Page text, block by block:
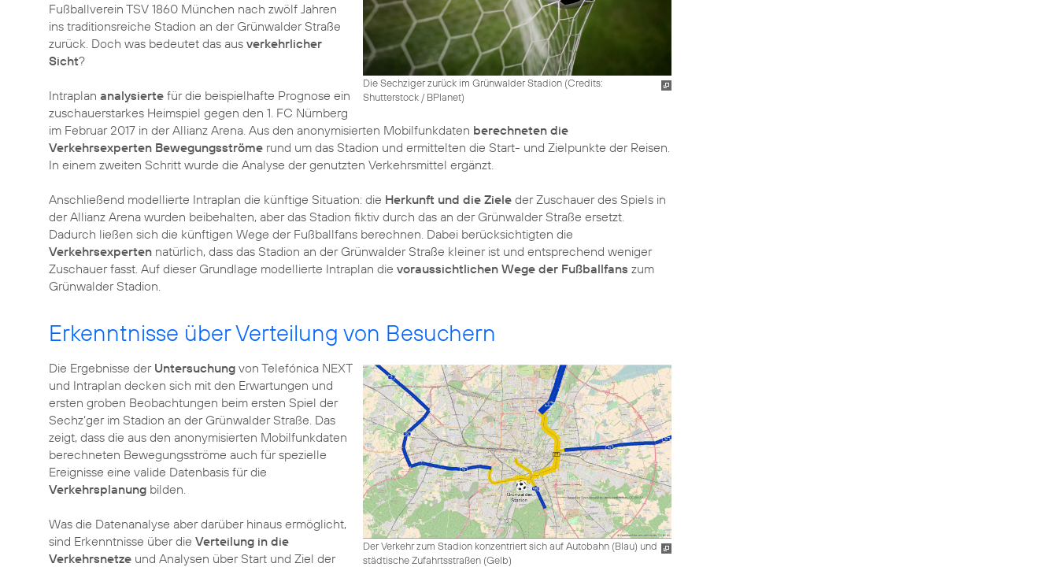
Die Sechziger zurück im Grünwalder Stadion (Credits:
Shutterstock / BPlanet)
Fußballverein TSV 1860 München nach zwölf Jahren
ins traditionsreiche Stadion an der Grünwalder Straße
zurück. Doch was bedeutet das aus verkehrlicher
Sicht?
Intraplan analysierte für die beispielhafte Prognose ein
zuschauerstarkes Heimspiel gegen den 1. FC Nürnberg
im Februar 2017 in der Allianz Arena. Aus den anonymisierten Mobilfunkdaten berechneten die
Verkehrsexperten Bewegungsströme rund um das Stadion und ermittelten die Start- und Zielpunkte der Reisen.
In einem zweiten Schritt wurde die Analyse der genutzten Verkehrsmittel ergänzt.
Anschließend modellierte Intraplan die künftige Situation: die Herkunft und die Ziele der Zuschauer des Spiels in
der Allianz Arena wurden beibehalten, aber das Stadion fiktiv durch das an der Grünwalder Straße ersetzt.
Dadurch ließen sich die künftigen Wege der Fußballfans berechnen. Dabei berücksichtigten die
Verkehrsexperten natürlich, dass das Stadion an der Grünwalder Straße kleiner ist und entsprechend weniger
Zuschauer fasst. Auf dieser Grundlage modellierte Intraplan die voraussichtlichen Wege der Fußballfans zum
Grünwalder Stadion.
Erkenntnisse über Verteilung von Besuchern
Der Verkehr zum Stadion konzentriert sich auf Autobahn (Blau) und
städtische Zufahrtsstraßen (Gelb)
Die Ergebnisse der Untersuchung von Telefónica NEXT
und Intraplan decken sich mit den Erwartungen und
ersten groben Beobachtungen beim ersten Spiel der
Sechz‘ger im Stadion an der Grünwalder Straße. Das
zeigt, dass die aus den anonymisierten Mobilfunkdaten
berechneten Bewegungsströme auch für spezielle
Ereignisse eine valide Datenbasis für die
Verkehrsplanung bilden.
Was die Datenanalyse aber darüber hinaus ermöglicht,
sind Erkenntnisse über die Verteilung in die
Verkehrsnetze und Analysen über Start und Ziel der